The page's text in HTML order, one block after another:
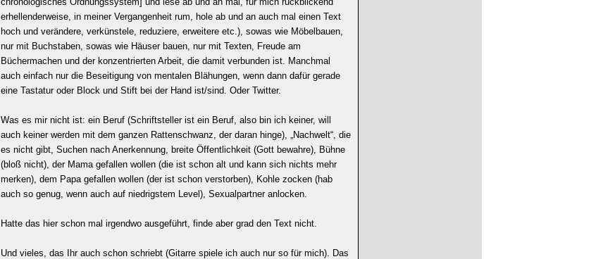
erhellenderweise, in meiner Vergangenheit rum, hole ab und an auch mal einen Text
hoch und verändere, verkünstele, reduziere, erweitere etc.), sowas wie Möbelbauen,
nur mit Buchstaben, sowas wie Häuser bauen, nur mit Texten, Freude am
Büchermachen und der konzentrierten Arbeit, die damit verbunden ist. Manchmal
auch einfach nur die Beseitigung von mentalen Blähungen, wenn dann dafür gerade
eine Tastatur oder Block und Stift bei der Hand ist/sind. Oder Twitter.
Was es mir nicht ist: ein Beruf (Schriftsteller ist ein Beruf, also bin ich keiner, will
auch keiner werden mit dem ganzen Rattenschwanz, der daran hinge), „Nachwelt“, die
es nicht gibt, Suchen nach Anerkennung, breite Öffentlichkeit (Gott bewahre), Bühne
(bloß nicht), der Mama gefallen wollen (die ist schon alt und kann sich nichts mehr
merken), dem Papa gefallen wollen (der ist schon verstorben), Kohle zocken (hab
auch so genug, wenn auch auf niedrigstem Level), Sexualpartner anlocken.
Hatte das hier schon mal irgendwo ausgeführt, finde aber grad den Text nicht.
Und vieles, das Ihr auch schon schriebt (Gitarre spiele ich auch nur so für mich). Das